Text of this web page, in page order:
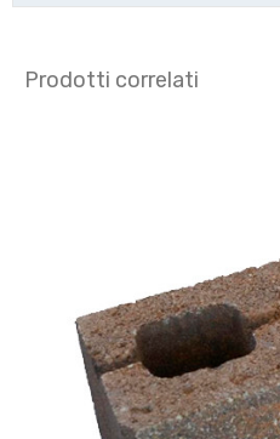
Prodotti correlati